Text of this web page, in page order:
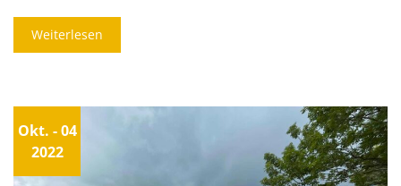
Weiterlesen
Okt. - 04
2022